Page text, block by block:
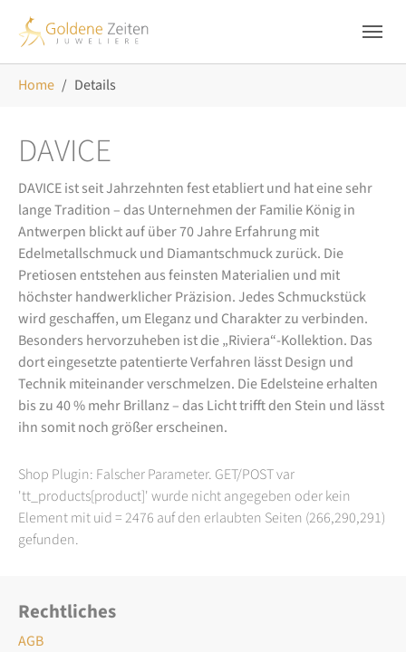
Home Details
DAVICE
DAVICE ist seit Jahrzehnten fest etabliert und hat eine sehr
lange Tradition – das Unternehmen der Familie König in
Antwerpen blickt auf über 70 Jahre Erfahrung mit
Edelmetallschmuck und Diamantschmuck zurück. Die
Pretiosen entstehen aus feinsten Materialien und mit
höchster handwerklicher Präzision. Jedes Schmuckstück
wird geschaffen, um Eleganz und Charakter zu verbinden.
Besonders hervorzuheben ist die „Riviera“-Kollektion. Das
dort eingesetzte patentierte Verfahren lässt Design und
Technik miteinander verschmelzen. Die Edelsteine erhalten
bis zu 40 % mehr Brillanz – das Licht trifft den Stein und lässt
ihn somit noch größer erscheinen.
Shop Plugin: Falscher Parameter. GET/POST var
'tt_products[product]' wurde nicht angegeben oder kein
Element mit uid = 2476 auf den erlaubten Seiten (266,290,291)
gefunden.
Rechtliches
AGB